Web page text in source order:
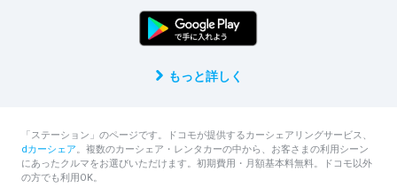
もっと詳しく
「ステーション」のページです。ドコモが提供するカーシェアリングサービス、
dカーシェア。複数のカーシェア・レンタカーの中から、お客さまの利用シーン
にあったクルマをお選びいただけます。初期費用・月額基本料無料。ドコモ以外
の方でも利用OK。